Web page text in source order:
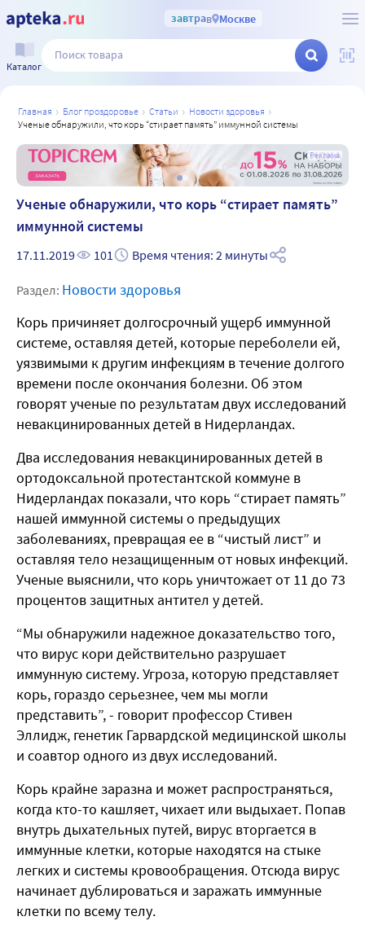
завтрав Москве
Каталог
главная блог проздоровье статьи
новости здоровья
ученые обнаружили, что корь “стирает память” иммунной системы
Реклама
Ученые обнаружили, что корь “стирает память”
иммунной системы
17.11.2019 101 Время чтения: 2 минуты
Раздел: Новости здоровья
Корь причиняет долгосрочный ущерб иммунной
системе, оставляя детей, которые переболели ей,
уязвимыми к другим инфекциям в течение долгого
времени после окончания болезни. Об этом
говорят ученые по результатам двух исследований
невакцинированных детей в Нидерландах.
Два исследования невакцинированных детей в
ортодоксальной протестантской коммуне в
Нидерландах показали, что корь “стирает память”
нашей иммунной системы о предыдущих
заболеваниях, превращая ее в “чистый лист” и
оставляя тело незащищенным от новых инфекций.
Ученые выяснили, что корь уничтожает от 11 до 73
процентов защитных антител у детей.
“Мы обнаружили надежное доказательство того,
что вирус кори действительно разрушает
иммунную систему. Угроза, которую представляет
корь, гораздо серьезнее, чем мы могли
представить”, - говорит профессор Стивен
Эллидж, генетик Гарвардской медицинской школы
и соавтор одного из двух исследований.
Корь крайне заразна и может распространяться,
когда кто-то кашляет, чихает или выдыхает. Попав
внутрь дыхательных путей, вирус вторгается в
иммунные клетки, которые находятся на стыке
легких и системы кровообращения. Отсюда вирус
начинает дублироваться и заражать иммунные
клетки по всему телу.